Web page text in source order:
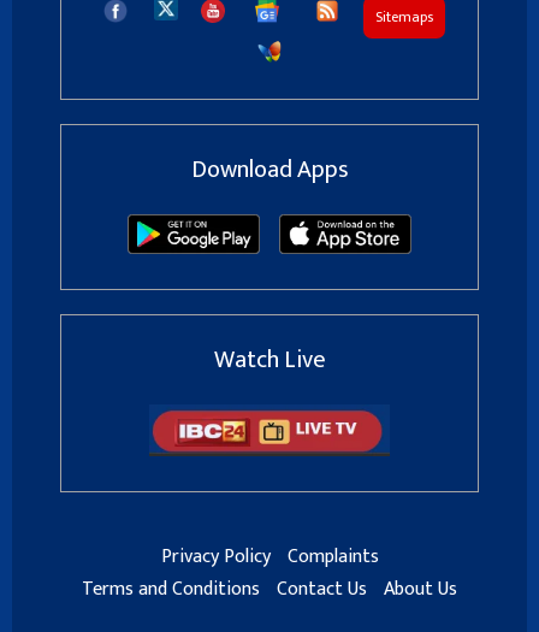
Sitemaps
Download Apps
Watch Live
Privacy Policy Complaints
Terms and Conditions Contact Us About Us